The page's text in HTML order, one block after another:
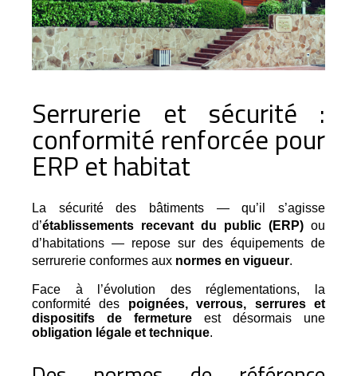
Serrurerie et sécurité :
conformité renforcée pour
ERP et habitat
La sécurité des bâtiments — qu’il s’agisse
d’établissements recevant du public (ERP) ou
d’habitations — repose sur des équipements de
serrurerie conformes aux normes en vigueur.
Face à l’évolution des réglementations, la
conformité des poignées, verrous, serrures et
dispositifs de fermeture est désormais une
obligation légale et technique.